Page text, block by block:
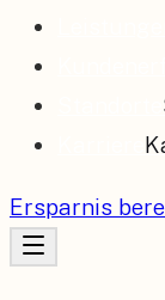
Ersparnis